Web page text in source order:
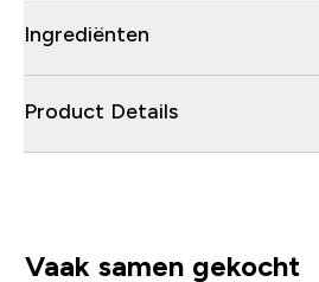
Ingrediënten
Product Details
Vaak samen gekocht